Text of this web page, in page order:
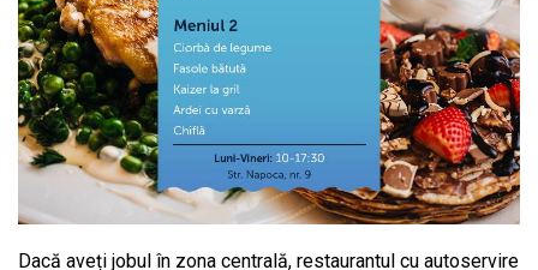
Dacă aveți jobul în zona centrală, restaurantul cu autoservire